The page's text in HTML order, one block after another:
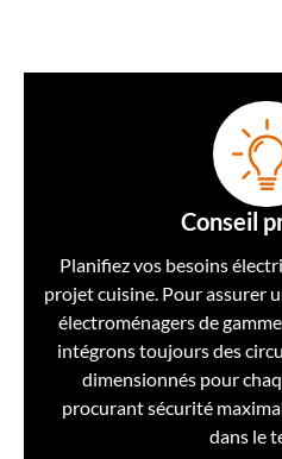
Conseil
Planifiez vos besoins
projet cuisine. Pour assurer
électroménagers de
intégrons toujours des
dimensionnés pour
procurant sécurité
dans le